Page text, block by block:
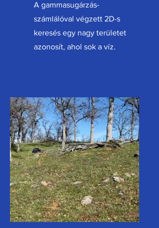
A gammasugárzás-
számlálóval végzett 2D-s
keresés egy nagy területet
azonosít, ahol sok a víz.